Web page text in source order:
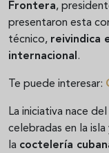
Frontera,
presentaron esta
técnico, reivindica
internacional .
Te puede interesar:
La iniciativa nace
celebradas en la
la coctelería